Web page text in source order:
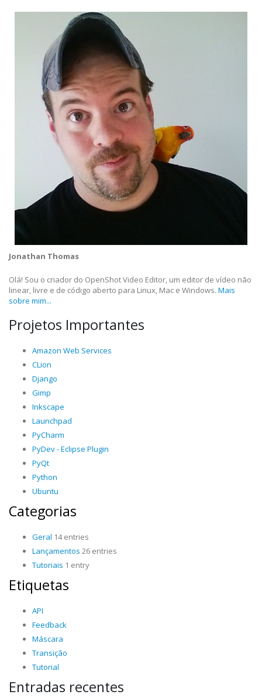
Jonathan Thomas
Olá! Sou o criador do OpenShot Video Editor, um editor de vídeo não
linear, livre e de código aberto para Linux, Mac e Windows. Mais
sobre mim...
Projetos Importantes
Amazon Web Services
CLion
Django
Gimp
Inkscape
Launchpad
PyCharm
PyDev - Eclipse Plugin
PyQt
Python
Ubuntu
Categorias
Geral 14 entries
Lançamentos 26 entries
Tutoriais 1 entry
Etiquetas
API
Feedback
Máscara
Transição
Tutorial
Entradas recentes